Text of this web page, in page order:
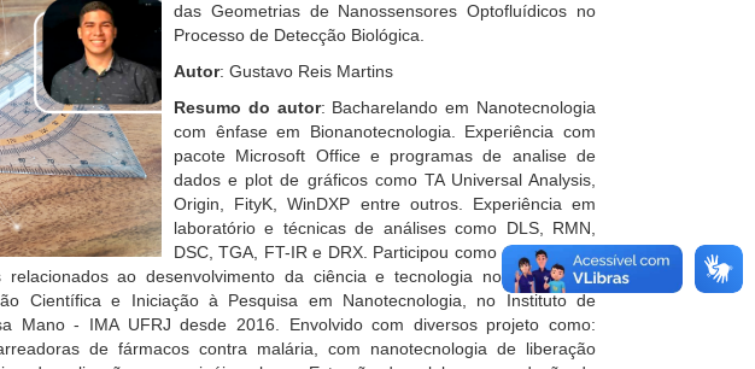
das Geometrias de Nanossensores Optofluídicos no
Processo de Detecção Biológica.
Autor: Gustavo Reis Martins
Resumo do autor: Bacharelando em Nanotecnologia
com ênfase em Bionanotecnologia. Experiência com
pacote Microsoft Office e programas de analise de
dados e plot de gráficos como TA Universal Analysis,
Origin, FityK, WinDXP entre outros. Experiência em
laboratório e técnicas de análises como DLS, RMN,
DSC, TGA, FT-IR e DRX. Participou como ouvinte e foi
relacionados ao desenvolvimento da ciência e tecnologia no Brasil. Faz
Científica e Iniciação à Pesquisa em Nanotecnologia, no Instituto de
Mano - IMA UFRJ desde 2016. Envolvido com diversos projeto como:
de fármacos contra malária, com nanotecnologia de liberação